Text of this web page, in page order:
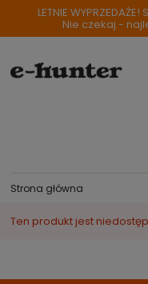
LETNIE
Nie czekaj -
Strona główna
Ten produkt jest